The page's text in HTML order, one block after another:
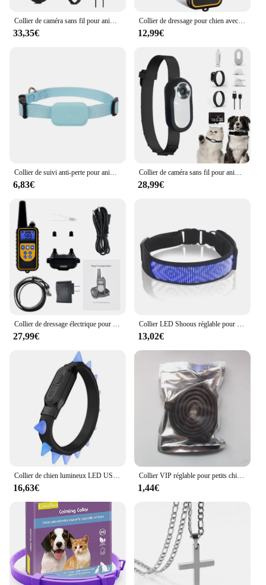
Collier de caméra sans fil pour animaux de compagnie, caméra pour chien, colliers pour chat, pas de Wi-Fi requis, 1080P, sport, action, extérieur, fournitures pour animaux de compagnie
33,35€
Collier de dressage pour chien avec télécommande, collier électronique aste, étanche, grande, moyenne, petite, nouvelle édition
12,99€
Collier de suivi anti-perte pour animaux de compagnie, mini traqueur GPS pour chats et chiens, compatible avec iOS, trouver mon application, suivi des animaux, mouvement, collier SACCollar
6,83€
Collier de caméra sans fil pour animal de compagnie, caméra HD 1080P, traqueur pour chat et chien, mini caméra de sport, caméra d'action vidéo statique, collier de caméra extérieure
28,99€
27,99€ 13,02€
16,63€
Collier VIP réglable pour petits chiens et chats, accessoires pour animaux de compagnie, gris, bleu, rouge, vert, violet, 70cm, 38cm
1,44€